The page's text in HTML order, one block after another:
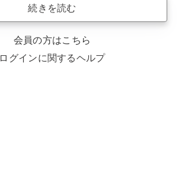
続きを読む
会員の方はこちら
ログインに関するヘルプ